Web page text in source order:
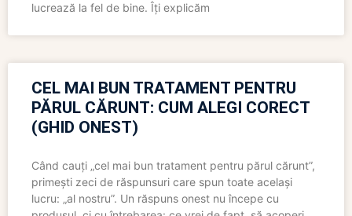
lucrează la fel de bine. Îți explicăm
CEL MAI BUN TRATAMENT PENTRU
PĂRUL CĂRUNT: CUM ALEGI CORECT
(GHID ONEST)
Când cauți „cel mai bun tratament pentru părul cărunt”,
primești zeci de răspunsuri care spun toate același
lucru: „al nostru”. Un răspuns onest nu începe cu